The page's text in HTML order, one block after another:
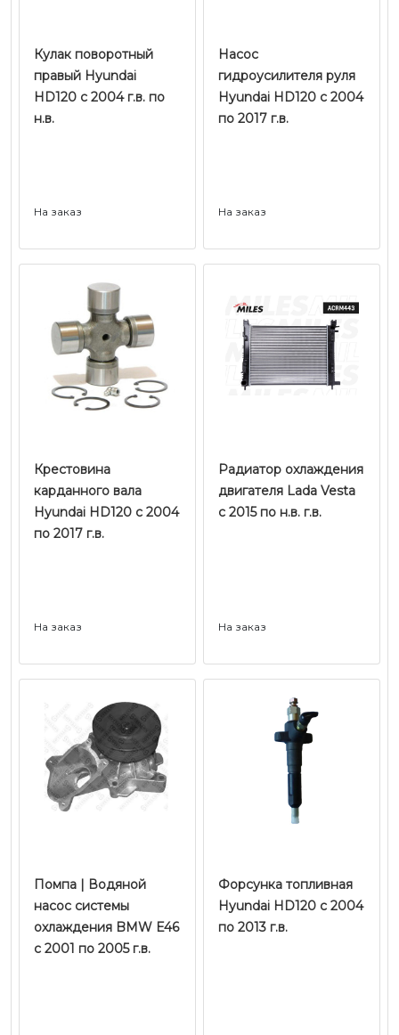
Кулак поворотный
правый Hyundai
HD120 с 2004 г.в. по
н.в.
На заказ
Насос
гидроусилителя руля
Hyundai HD120 с 2004
по 2017 г.в.
На заказ
Крестовина
карданного вала
Hyundai HD120 с 2004
по 2017 г.в.
На заказ
Радиатор охлаждения
двигателя Lada Vesta
с 2015 по н.в. г.в.
На заказ
Помпа | Водяной
насос системы
охлаждения BMW E46
с 2001 по 2005 г.в.
Форсунка топливная
Hyundai HD120 с 2004
по 2013 г.в.